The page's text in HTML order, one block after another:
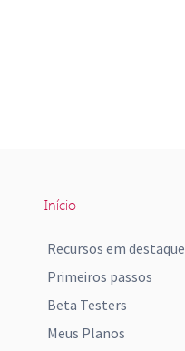
Início
Recursos em destaque
Primeiros passos
Beta Testers
Meus Planos